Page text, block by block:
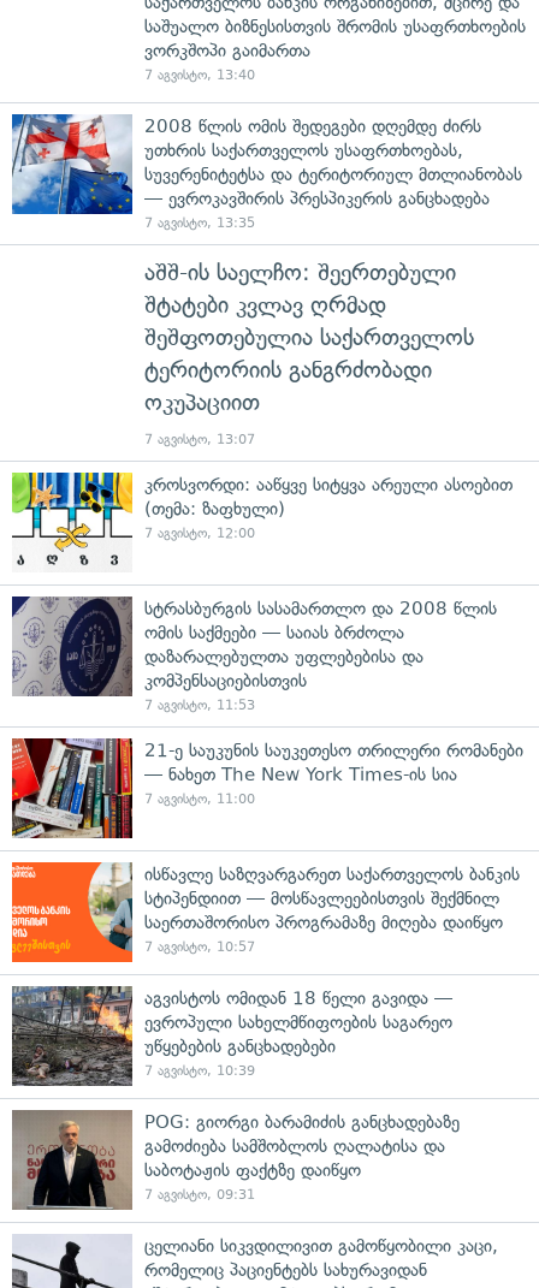
საშუალო ბიზნესისთვის შრომის უსაფრთხოების
ვორკშოპი გაიმართა
7 აგვისტო, 13:40
2008 წლის ომის შედეგები დღემდე ძირს
უთხრის საქართველოს უსაფრთხოებას,
სუვერენიტეტსა და ტერიტორიულ მთლიანობას
— ევროკავშირის პრესპიკერის განცხადება
7 აგვისტო, 13:35
აშშ-ის საელჩო: შეერთებული
შტატები კვლავ ღრმად
შეშფოთებულია საქართველოს
ტერიტორიის განგრძობადი
ოკუპაციით
7 აგვისტო, 13:07
კროსვორდი: ააწყვე სიტყვა არეული ასოებით
(თემა: ზაფხული)
7 აგვისტო, 12:00
სტრასბურგის სასამართლო და 2008 წლის
ომის საქმეები — საიას ბრძოლა
დაზარალებულთა უფლებებისა და
კომპენსაციებისთვის
7 აგვისტო, 11:53
21-ე საუკუნის საუკეთესო თრილერი რომანები
— ნახეთ The New York Times-ის სია
7 აგვისტო, 11:00
ისწავლე საზღვარგარეთ საქართველოს ბანკის
სტიპენდიით — მოსწავლეებისთვის შექმნილ
საერთაშორისო პროგრამაზე მიღება დაიწყო
7 აგვისტო, 10:57
აგვისტოს ომიდან 18 წელი გავიდა —
ევროპული სახელმწიფოების საგარეო
უწყებების განცხადებები
7 აგვისტო, 10:39
POG: გიორგი ბარამიძის განცხადებაზე
გამოძიება სამშობლოს ღალატისა და
საბოტაჟის ფაქტზე დაიწყო
7 აგვისტო, 09:31
ცელიანი სიკვდილივით გამოწყობილი კაცი,
რომელიც პაციენტებს სახურავიდან